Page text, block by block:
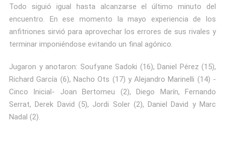
Todo siguió igual hasta alcanzarse el último minuto del
encuentro. En ese momento la mayo experiencia de los
anfitriones sirvió para aprovechar los errores de sus rivales y
terminar imponiéndose evitando un final agónico.
Jugaron y anotaron: Soufyane Sadoki (16), Daniel Pérez (15),
Richard García (6), Nacho Ots (17) y Alejandro Marinelli (14) -
Cinco Inicial- Joan Bertomeu (2), Diego Marín, Fernando
Serrat, Derek David (5), Jordi Soler (2), Daniel David y Marc
Nadal (2).